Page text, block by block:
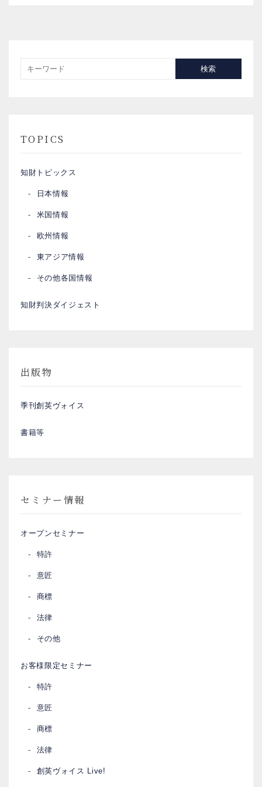
検索
TOPICS
知財トピックス
日本情報
米国情報
欧州情報
東アジア情報
その他各国情報
知財判決ダイジェスト
出版物
季刊創英ヴォイス
書籍等
セミナー情報
オープンセミナー
特許
意匠
商標
法律
その他
お客様限定セミナー
特許
意匠
商標
法律
創英ヴォイス Live!